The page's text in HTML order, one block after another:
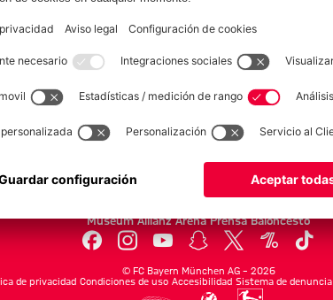
Museum Allianz Arena Prensa Baloncesto
© FC Bayern München AG – 2026
de privacidad Condiciones de uso Accesibilidad Sistema de denuncia